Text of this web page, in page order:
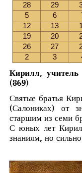
28
29
5
6
12
13
19
20
26
27
2
3
Кирилл, учитель
(869)
Святые братья
(Салониках) от
старшим из семи
С юных лет
знаниям, но